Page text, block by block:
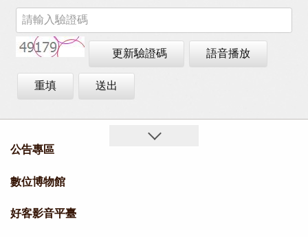
更新驗證碼 語音播放
重填 送出
公告專區
數位博物館
好客影音平臺